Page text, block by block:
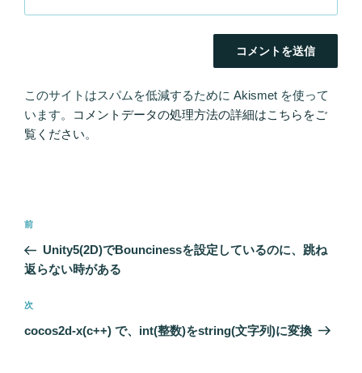
このサイトはスパムを低減するために Akismet を使って
います。
コメントデータの処理方法の詳細はこちらをご
覧ください。
投
ナ
ゲ
ー
過
去
の
稿
前
Unity5(2D)でBouncinessを設定しているのに、跳ね
返らない時がある
次
の
次
cocos2d-x(c++) で、int(整数)をstring(文字列)に変換